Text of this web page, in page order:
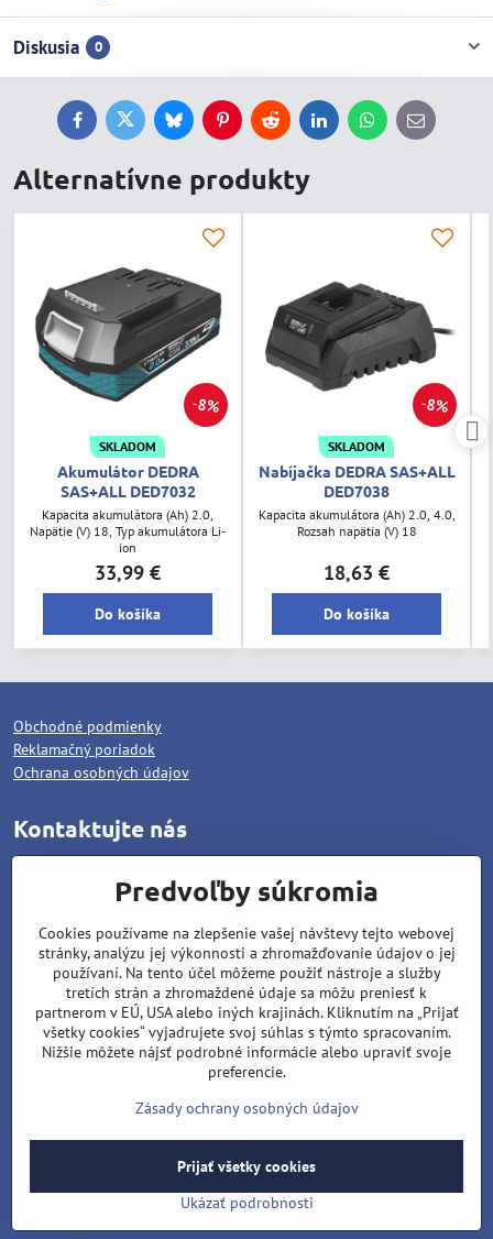
Diskusia 0
FacebookTwitterBlueskyPinterestReddit LinkedInWhatsApp
E-
mail
Alternatívne produkty
8%
SKLADOM
Akumulátor DEDRA
SAS+ALL DED7032
Kapacita akumulátora (Ah) 2.0,
Napätie (V) 18, Typ akumulátora Li-
ion
33,99 €
Do košíka
8%
SKLADOM
Nabíjačka DEDRA SAS+ALL
DED7038
Kapacita akumulátora (Ah) 2.0, 4.0,
Rozsah napätia (V) 18
18,63 €
Do košíka
Obchodné podmienky
Reklamačný poriadok
Ochrana osobných údajov
Kontaktujte nás
Pod dráhami 1378/25
96001 Zvolen
Matúš Lipiansky: +421 905 796 048
Filip Lipiansky: +421 911 437 721
wolcat@wolcat.sk
Pondelok - Piatok : 7:00 - 15:00
Sobota - Nedeľa : Zatvorené
©2026Copyright
Predvoľby súkromiaZásady ochrany osobných údajov
Vytvorené pomocou:BiznisWeb.sk
Predvoľby súkromia
Cookies používame na zlepšenie vašej návštevy tejto webovej
stránky, analýzu jej výkonnosti a zhromažďovanie údajov o jej
používaní. Na tento účel môžeme použiť nástroje a služby
tretích strán a zhromaždené údaje sa môžu preniesť k
partnerom v EÚ, USA alebo iných krajinách. Kliknutím na „Prijať
všetky cookies“ vyjadrujete svoj súhlas s týmto spracovaním.
Nižšie môžete nájsť podrobné informácie alebo upraviť svoje
preferencie.
Zásady ochrany osobných údajov
Ukázať podrobnosti
Prijať všetky cookies